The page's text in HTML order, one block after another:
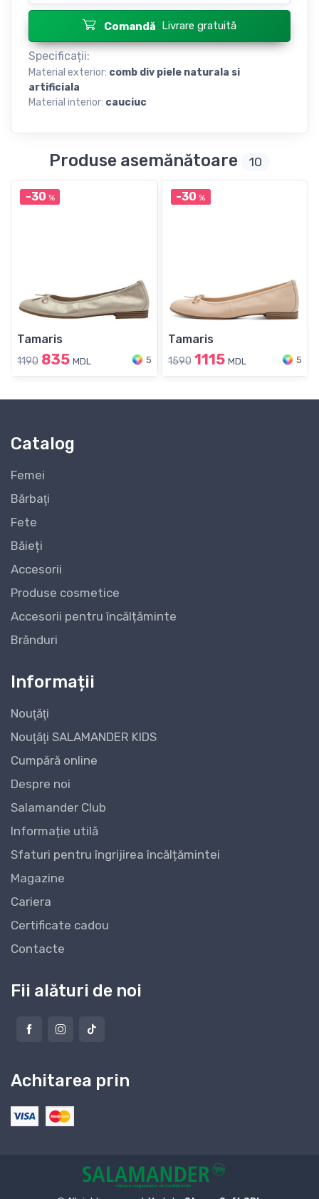
Comandă Livrare gratuită
Specificații:
Material exterior: сomb div piele naturala si
artificiala
Material interior: cauciuc
Produse asemănătoare 10
-30 %
Tamaris
1190 835 MDL 5
-30 %
Tamaris
1590 1115 MDL 5
Catalog
Femei
Bărbaţi
Fete
Băieți
Accesorii
Produse cosmetice
Accesorii pentru încălțăminte
Brănduri
Informații
Nouţăţi
Nouţăţi SALAMANDER KIDS
Cumpără online
Despre noi
Salamander Club
Informație utilă
Sfaturi pentru îngrijirea încălțămintei
Magazine
Cariera
Certificate cadou
Contacte
Fii alături de noi
Achitarea prin